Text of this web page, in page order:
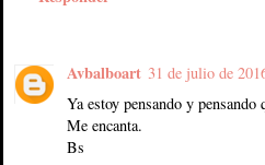
Avbalboart 31 de julio de
Ya estoy pensando y
Me encanta.
Bs